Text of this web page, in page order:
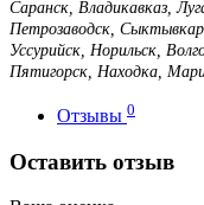
Саранск, Владикавказ,
Петрозаводск,
Уссурийск, Норильск,
Пятигорск, Находка,
Отзывы 0
Оставить отзыв